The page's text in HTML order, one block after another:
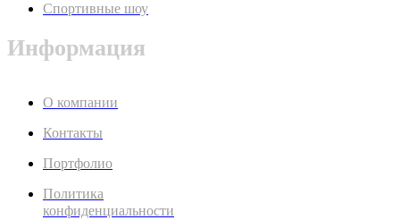
Спортивные шоу
Информация
О компании
Контакты
Портфолио
Политика
конфиденциальности